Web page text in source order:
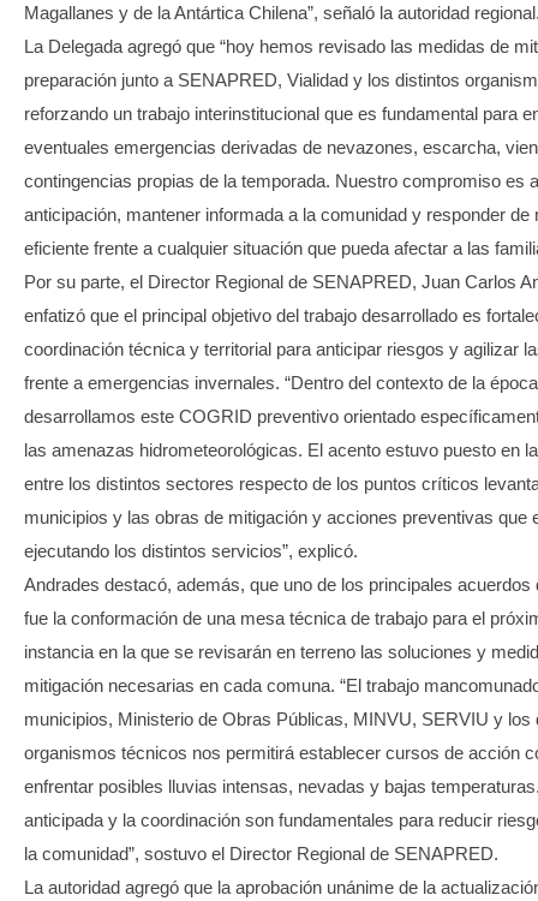
Magallanes y de la Antártica Chilena”, señaló la autoridad
La Delegada agregó que “hoy hemos revisado las medidas de
preparación junto a SENAPRED, Vialidad y los distintos
reforzando un trabajo interinstitucional que es fundamental para
eventuales emergencias derivadas de nevazones, escarcha,
contingencias propias de la temporada. Nuestro compromiso es
anticipación, mantener informada a la comunidad y responder de
eficiente frente a cualquier situación que pueda afectar a las
Por su parte, el Director Regional de SENAPRED, Juan Carlos
enfatizó que el principal objetivo del trabajo desarrollado es
coordinación técnica y territorial para anticipar riesgos y agilizar
frente a emergencias invernales. “Dentro del contexto de la
desarrollamos este COGRID preventivo orientado
las amenazas hidrometeorológicas. El acento estuvo puesto en
entre los distintos sectores respecto de los puntos críticos
municipios y las obras de mitigación y acciones preventivas que
ejecutando los distintos servicios”, explicó.
Andrades destacó, además, que uno de los principales acuerdos
fue la conformación de una mesa técnica de trabajo para el
instancia en la que se revisarán en terreno las soluciones y
mitigación necesarias en cada comuna. “El trabajo
municipios, Ministerio de Obras Públicas, MINVU, SERVIU y los
organismos técnicos nos permitirá establecer cursos de acción
enfrentar posibles lluvias intensas, nevadas y bajas
anticipada y la coordinación son fundamentales para reducir
la comunidad”, sostuvo el Director Regional de SENAPRED.
La autoridad agregó que la aprobación unánime de la